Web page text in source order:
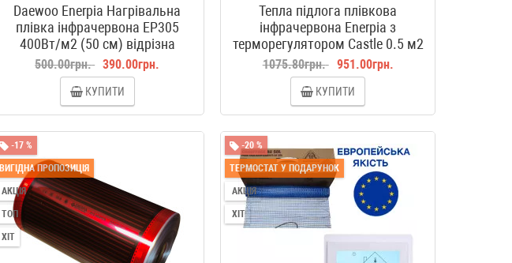
Daewoo Enerpia Нагрівальна
плівка інфрачервона EP305
400Вт/м2 (50 см) відрізна
500.00грн. 390.00грн.
КУПИТИ
Тепла підлога плівкова
інфрачервона Enerpia з
терморегулятором Castle 0.5 м2
1075.80грн. 951.00грн.
КУПИТИ
-17 %
ВИГІДНА ПРОПОЗИЦІЯ
АКЦІЯ
ТОП
ХІТ
-20 %
ТЕРМОСТАТ У ПОДАРУНОК
АКЦІЯ
ХІТ